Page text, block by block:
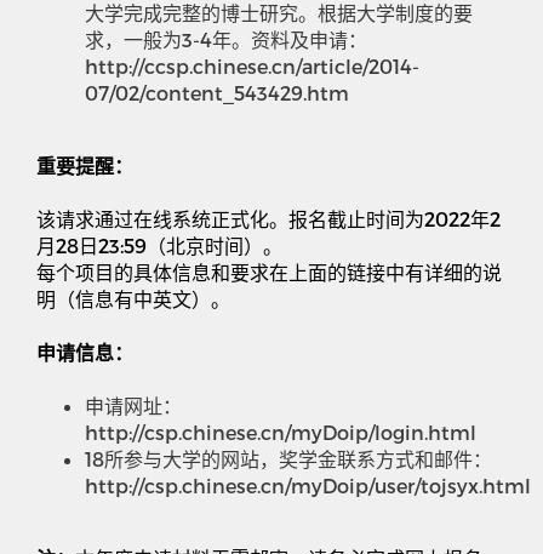
大学完成完整的博士研究。根据大学制度的要
求，一般为3-4年。资料及申请：
http://ccsp.chinese.cn/article/2014-
07/02/content_543429.htm
重要提醒：
该请求通过在线系统正式化。报名截止时间为2022年2
月 28 日 23:59 （北京时间）。
每个项目的具体信息和要求在上面的链接中有详细的说
明（信息有中英文）。
申请信息：
申请网址：
http://csp.chinese.cn/myDoip/login.html
18所参与大学的网站，奖学金联系方式和邮件：
http://csp.chinese.cn/myDoip/user/tojsyx.html